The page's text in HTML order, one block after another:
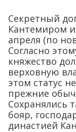
Секретный
Кантемиром
апреля (по
Согласно
княжество
верховную
этом статус
прежние
Сохранялись
бояр,
династией